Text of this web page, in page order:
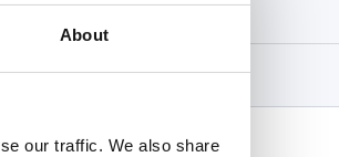
About
our traffic. We also share
km
km